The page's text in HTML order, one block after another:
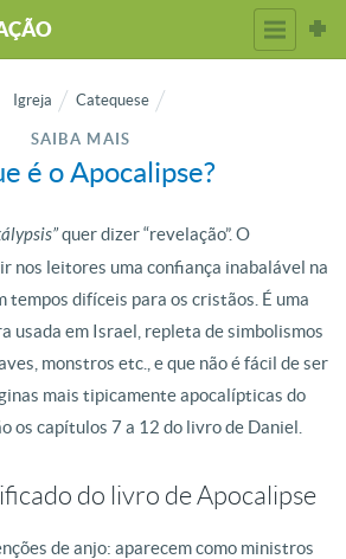
Igreja Catequese
SAIBA MAIS
é o Apocalipse?
quer dizer “revelação”. O
nos leitores uma confiança inabalável na
tempos difíceis para os cristãos. É uma
usada em Israel, repleta de simbolismos
monstros etc., e que não é fácil de ser
mais tipicamente apocalípticas do
os capítulos 7 a 12 do livro de Daniel.
do livro de Apocalipse
de anjo: aparecem como ministros